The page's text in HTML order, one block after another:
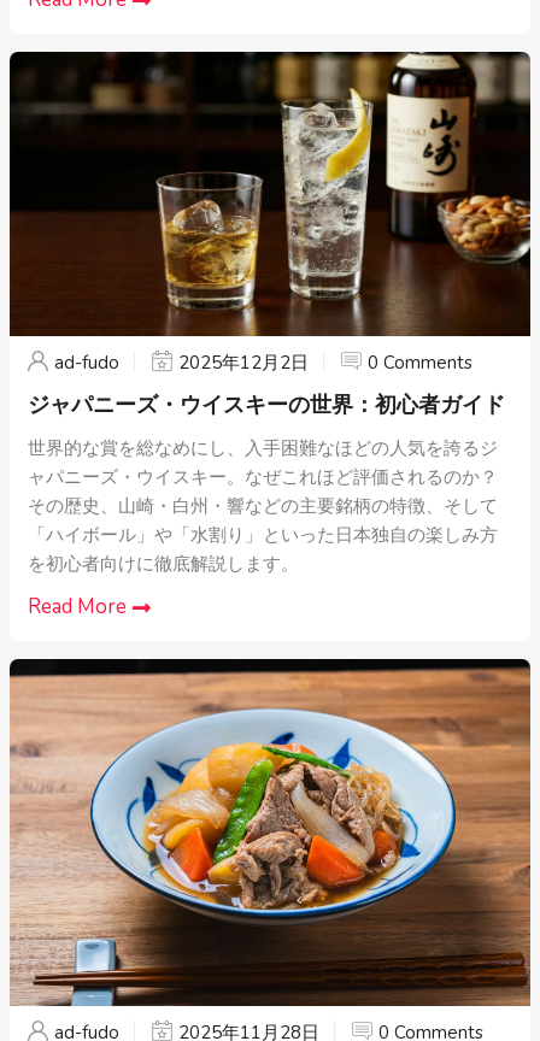
ad-fudo 2025年12月2日 0 Comments
ジャパニーズ・ウイスキーの世界：初心者ガイド
世界的な賞を総なめにし、入手困難なほどの人気を誇るジ
ャパニーズ・ウイスキー。なぜこれほど評価されるのか？
その歴史、山崎・白州・響などの主要銘柄の特徴、そして
「ハイボール」や「水割り」といった日本独自の楽しみ方
を初心者向けに徹底解説します。
Read More
ad-fudo 2025年11月28日 0 Comments